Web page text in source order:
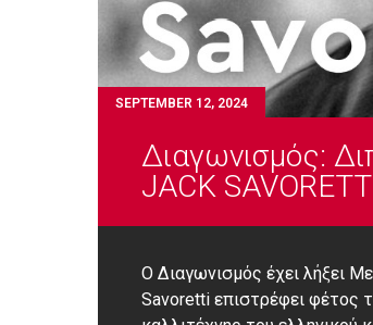
SEPTEMBER 12, 2024
Διαγωνισμός:
JACK
Ο Διαγωνισμός έχει λήξει
Savoretti επιστρέφει φέτος